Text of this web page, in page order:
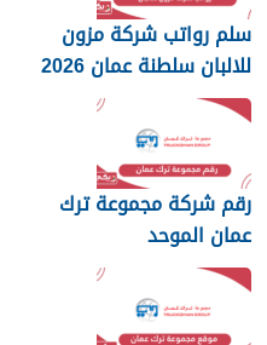
سلم رواتب شركة مزون
للالبان سلطنة عمان 2026
رقم شركة مجموعة ترك
عمان الموحد